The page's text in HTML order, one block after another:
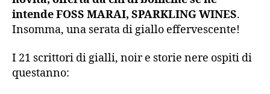
intende FOSS MARAI, SPARKLING WINES.
Insomma, una serata di giallo effervescente!
I 21 scrittori di gialli, noir e storie nere ospiti di
questanno: